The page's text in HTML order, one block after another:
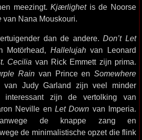
meezingt.Kjærlighetis de Noorse
van Nana Mouskouri.
dan de andere.Don’t Let
Motörhead, Hallelujahvan Leonard
Cecilia van Rick Emmett zijn prima.
Rain van Prince en Somewhere
van Judy Garland zijn veel minder
interessant zijn de vertolking van
Neville en Let Down van Imperia.
vanwege de knappe zang en
de minimalistische opzet die flink